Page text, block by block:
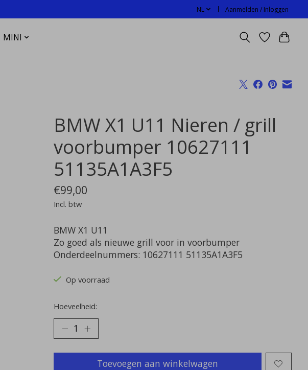
NL Aanmelden / Inloggen
MINI
BMW X1 U11 Nieren / grill
voorbumper 10627111
51135A1A3F5
€99,00
Incl. btw
BMW X1 U11
Zo goed als nieuwe grill voor in voorbumper
Onderdeelnummers: 10627111 51135A1A3F5
Op voorraad
Hoeveelheid:
Toevoegen aan winkelwagen